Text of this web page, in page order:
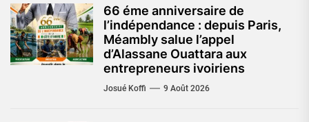
66 éme anniversaire de
l’indépendance : depuis Paris,
Méambly salue l’appel
d’Alassane Ouattara aux
entrepreneurs ivoiriens
Josué Koffi 9 Août 2026